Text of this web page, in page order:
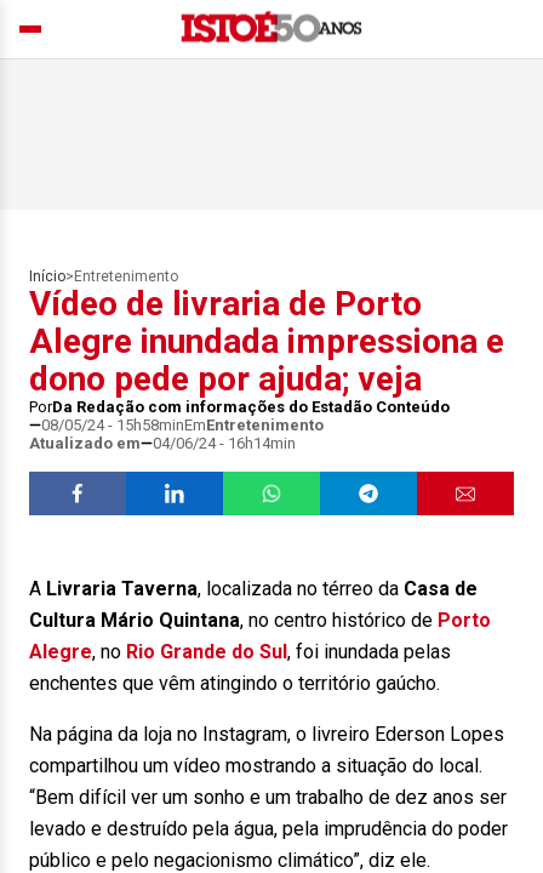
Início> Entretenimento
Vídeo de livraria de Porto
Alegre inundada impressiona e
dono pede por ajuda; veja
PorDa Redação com informações do Estadão Conteúdo
08/05/24 - 15h58minEmEntretenimento
Atualizado em
04/06/24 - 16h14min
A Livraria Taverna, localizada no térreo da Casa de
Cultura Mário Quintana, no centro histórico de Porto
Alegre, no Rio Grande do Sul, foi inundada pelas
enchentes que vêm atingindo o território gaúcho.
Na página da loja no Instagram, o livreiro Ederson Lopes
compartilhou um vídeo mostrando a situação do local.
“Bem difícil ver um sonho e um trabalho de dez anos ser
levado e destruído pela água, pela imprudência do poder
público e pelo negacionismo climático”, diz ele.